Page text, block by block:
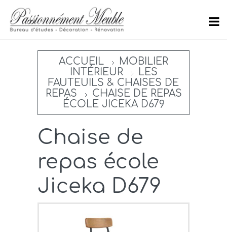
ACCUEIL
MOBILIER
INTÉRIEUR
LES
FAUTEUILS & CHAISES DE
REPAS
CHAISE DE REPAS
ÉCOLE JICEKA D679
Chaise de
repas école
Jiceka D679